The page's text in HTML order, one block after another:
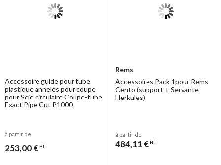
Accessoire guide pour tube
plastique annelés pour coupe
pour Scie circulaire Coupe-tube
Exact Pipe Cut P1000
à partir de
253,00 € HT
Rems
Accessoires Pack 1pour Rems
Cento (support + Servante
Herkules)
à partir de
484,11 € HT